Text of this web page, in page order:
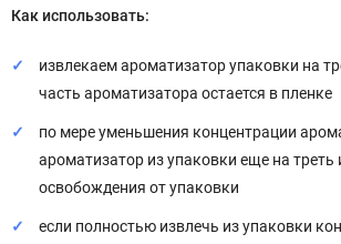
Как использовать:
извлекаем ароматизатор упаковки на
часть ароматизатора остается в пленке
по мере уменьшения концентрации
ароматизатор из упаковки еще на треть
освобождения от упаковки
если полностью извлечь из упаковки